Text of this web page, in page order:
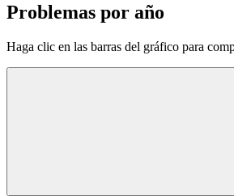
Problemas por año
Haga clic en las barras del gráfico para